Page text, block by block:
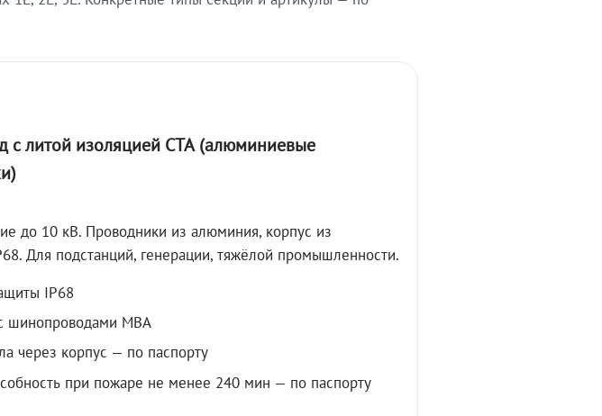
с литой изоляцией СТА (алюминиевые
до 10 кВ. Проводники из алюминия, корпус из
Для подстанций, генерации, тяжёлой промышленности.
IP68
шинопроводами МВА
через корпус — по паспорту
при пожаре не менее 240 мин — по паспорту